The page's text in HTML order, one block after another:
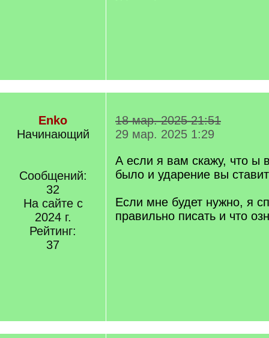
Enko
Начинающий
Сообщений:
32
На сайте с
2024 г.
Рейтинг:
37
18 мар. 2025 21:51
29 мар. 2025 1:29
А если я вам скажу, что ы
было и ударение вы
Если мне будет нужно, я
правильно писать и что